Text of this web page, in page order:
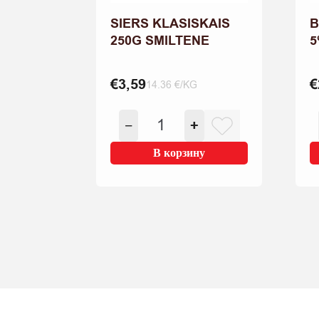
SIERS KLASISKAIS
250G SMILTENE
€3,5914.36 €/KG
−
Количество
товара
KLASISKAIS
+
В корзину
€